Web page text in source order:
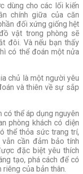
dùng cho các lối kiến
chính giữa của căn
đối xứng giống hệt
vật trong phòng sẽ
đôi. Và nếu bạn thấy
có thể đoán một nửa
chủ là một người yêu
và thiên về sự sắp
thể áp dụng nguyên
phòng khách có diện
thể thỏa sức trang trí,
cần đảm bảo tính
đặc biệt yêu thích
tạo, phá cách để có
của bản thân.